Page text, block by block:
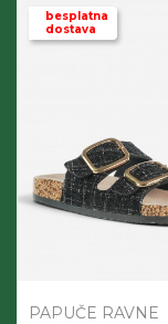
besplatna
dostava
PAPUČE RAVNE